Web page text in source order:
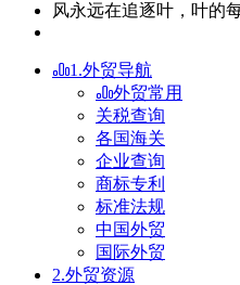
风永远在追逐叶，叶
1.外贸导航
外贸常用
关税查询
各国海关
企业查询
商标专利
标准法规
中国外贸
国际外贸
2.外贸资源